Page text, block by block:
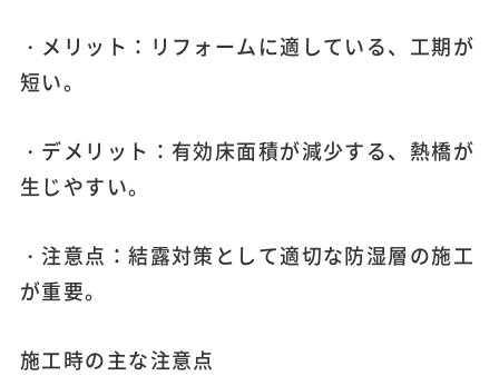
・メリット：リフォームに適している、工期が
短い。
・デメリット：有効床面積が減少する、熱橋が
生じやすい。
・注意点：結露対策として適切な防湿層の施工
が重要。
施工時の主な注意点